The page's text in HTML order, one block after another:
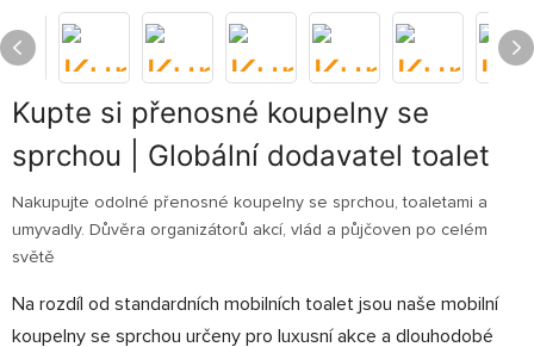
Kupte si přenosné koupelny se
sprchou | Globální dodavatel toalet
Nakupujte odolné přenosné koupelny se sprchou, toaletami a
umyvadly. Důvěra organizátorů akcí, vlád a půjčoven po celém
světě
Na rozdíl od standardních mobilních toalet jsou naše mobilní
koupelny se sprchou určeny pro luxusní akce a dlouhodobé